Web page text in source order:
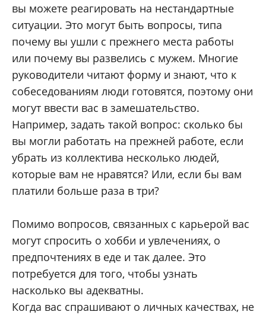
вы можете реагировать на нестандартные
ситуации. Это могут быть вопросы, типа
почему вы ушли с прежнего места работы
или почему вы развелись с мужем. Многие
руководители читают форму и знают, что к
собеседованиям люди готовятся, поэтому они
могут ввести вас в замешательство.
Например, задать такой вопрос: сколько бы
вы могли работать на прежней работе, если
убрать из коллектива несколько людей,
которые вам не нравятся? Или, если бы вам
платили больше раза в три?
Помимо вопросов, связанных с карьерой вас
могут спросить о хобби и увлечениях, о
предпочтениях в еде и так далее. Это
потребуется для того, чтобы узнать
насколько вы адекватны.
Когда вас спрашивают о личных качествах, не